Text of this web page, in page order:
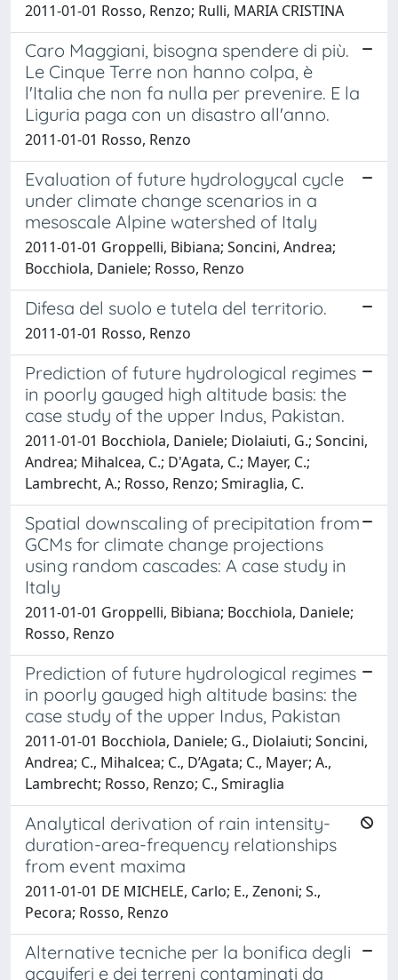
2011-01-01 Rosso, Renzo; Rulli, MARIA CRISTINA
Caro Maggiani, bisogna spendere di più.
Le Cinque Terre non hanno colpa, è
l'Italia che non fa nulla per prevenire. E la
Liguria paga con un disastro all'anno.
2011-01-01 Rosso, Renzo
Evaluation of future hydrologycal cycle
under climate change scenarios in a
mesoscale Alpine watershed of Italy
2011-01-01 Groppelli, Bibiana; Soncini, Andrea;
Bocchiola, Daniele; Rosso, Renzo
Difesa del suolo e tutela del territorio.
2011-01-01 Rosso, Renzo
Prediction of future hydrological regimes
in poorly gauged high altitude basis: the
case study of the upper Indus, Pakistan.
2011-01-01 Bocchiola, Daniele; Diolaiuti, G.; Soncini,
Andrea; Mihalcea, C.; D'Agata, C.; Mayer, C.;
Lambrecht, A.; Rosso, Renzo; Smiraglia, C.
Spatial downscaling of precipitation from
GCMs for climate change projections
using random cascades: A case study in
Italy
2011-01-01 Groppelli, Bibiana; Bocchiola, Daniele;
Rosso, Renzo
Prediction of future hydrological regimes
in poorly gauged high altitude basins: the
case study of the upper Indus, Pakistan
2011-01-01 Bocchiola, Daniele; G., Diolaiuti; Soncini,
Andrea; C., Mihalcea; C., D’Agata; C., Mayer; A.,
Lambrecht; Rosso, Renzo; C., Smiraglia
Analytical derivation of rain intensity-
duration-area-frequency relationships
from event maxima
2011-01-01 DE MICHELE, Carlo; E., Zenoni; S.,
Pecora; Rosso, Renzo
Alternative tecniche per la bonifica degli
acquiferi e dei terreni contaminati da